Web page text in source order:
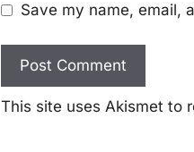
Save my name, email,
This site uses Akismet to